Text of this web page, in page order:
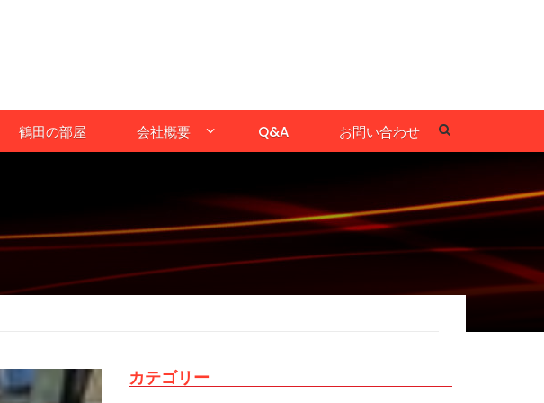
鶴田の部屋 会社概要 Q&A お問い合わせ
カテゴリー